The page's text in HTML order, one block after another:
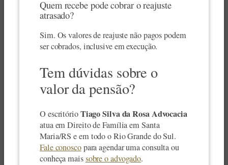
Quem recebe pode cobrar o reajuste
atrasado?
Sim. Os valores de reajuste não pagos podem
ser cobrados, inclusive em execução.
Tem dúvidas sobre o
valor da pensão?
O escritórioTiago Silva da Rosa Advocacia
atua em Direito de Família em Santa
Maria/RS e em todo o Rio Grande do Sul.
Fale conoscopara agendar uma consulta ou
conheça maissobre o advogado.